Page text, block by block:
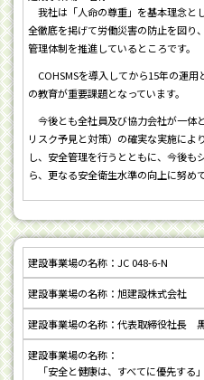
我社は「人命の尊重」を基本理念と
全徹底を掲げて労働災害の防止を図り
管理体制を推進しているところです。
COHSMSを導入してから15年の運
の教育が重要課題となっています。
今後とも全社員及び協力会社が一体
リスク予見と対策）の確実な実施によ
し、安全管理を行うとともに、今後
ら、更なる安全衛生水準の向上に努め
JC 048-6-N
旭建設株式会社
代表取締役社長
「安全と健康は、すべてに優先す